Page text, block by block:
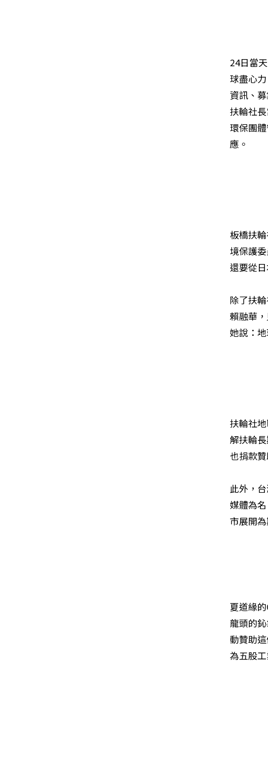
24日當
球盡心
資訊、
扶輪社
環保團
應。
板橋扶
境保護
還要從
除了扶
賴融華
她說：
扶輪社
解扶輪
也捐款
此外，
媒體為
市展開
夏道緣
龍頭的
動贊助
為五股